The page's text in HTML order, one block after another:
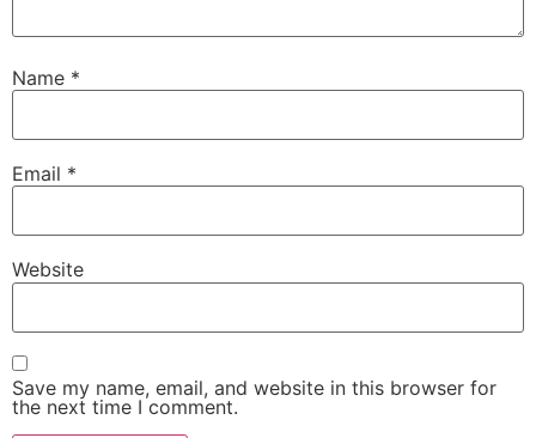
Name *
Email *
Website
Save my name, email, and website in this browser for
the next time I comment.